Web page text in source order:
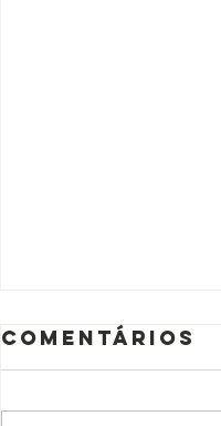
Comentários